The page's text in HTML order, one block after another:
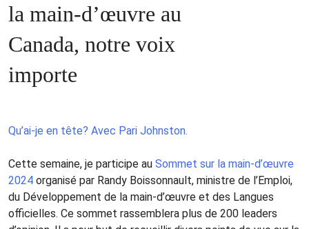
la main-d’œuvre au
Canada, notre voix
importe
Qu’ai-je en tête? Avec Pari Johnston.
Cette semaine, je participe au Sommet sur la main-d’œuvre
2024 organisé par Randy Boissonnault, ministre de l’Emploi,
du Développement de la main-d’œuvre et des Langues
officielles. Ce sommet rassemblera plus de 200 leaders